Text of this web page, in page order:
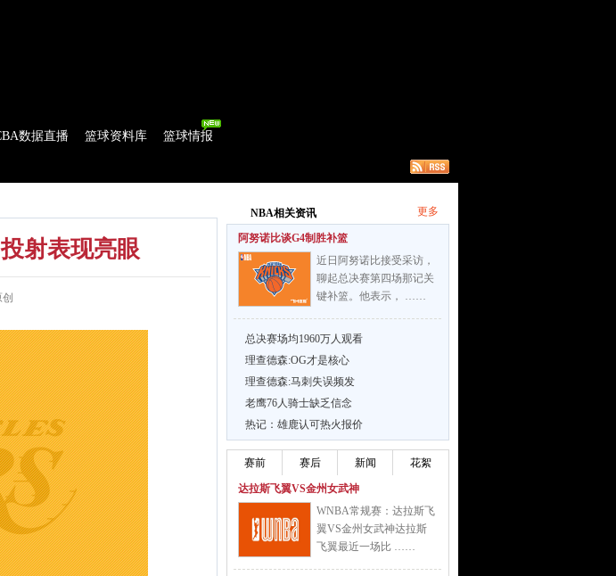
数据直播 篮球资料库 篮球情报
射表现亮眼
NBA相关资讯 更多
阿努诺比谈G4制胜补篮
近日阿努诺比接受采访，
聊起总决赛第四场那记关
键补篮。他表示， ……
总决赛场均1960万人观看
理查德森:OG才是核心
理查德森:马刺失误频发
老鹰76人骑士缺乏信念
热记：雄鹿认可热火报价
赛前 赛后 新闻 花絮
达拉斯飞翼VS金州女武神
WNBA常规赛：达拉斯飞
翼VS金州女武神达拉斯
飞翼最近一场比 ……